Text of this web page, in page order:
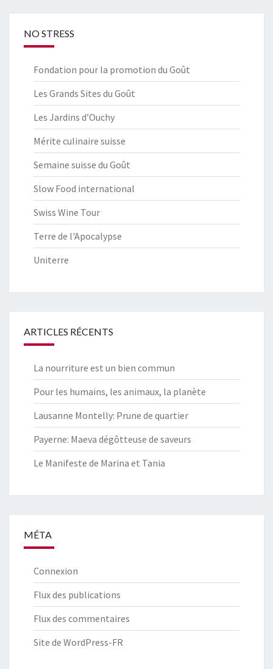
NO STRESS
Fondation pour la promotion du Goût
Les Grands Sites du Goût
Les Jardins d’Ouchy
Mérite culinaire suisse
Semaine suisse du Goût
Slow Food international
Swiss Wine Tour
Terre de l'Apocalypse
Uniterre
ARTICLES RÉCENTS
La nourriture est un bien commun
Pour les humains, les animaux, la planète
Lausanne Montelly: Prune de quartier
Payerne: Maeva dégôtteuse de saveurs
Le Manifeste de Marina et Tania
MÉTA
Connexion
Flux des publications
Flux des commentaires
Site de WordPress-FR